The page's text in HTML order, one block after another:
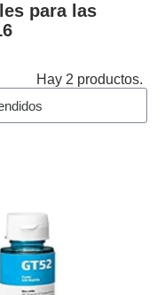
para las
Hay 2 productos.